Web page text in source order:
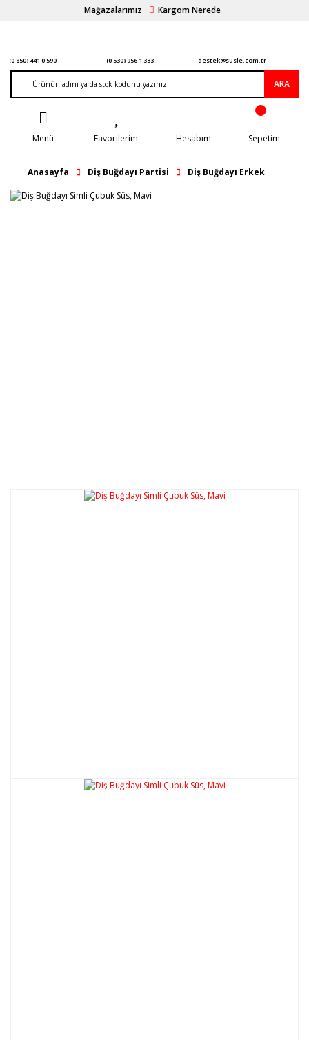
Mağazalarımız Kargom Nerede
(0 850) 441 0 590 (0 530) 956 1 333 destek@susle.com.tr
ARA
Menü Favorilerim Hesabım Sepetim
Anasayfa Diş Buğdayı Partisi Diş Buğdayı Erkek